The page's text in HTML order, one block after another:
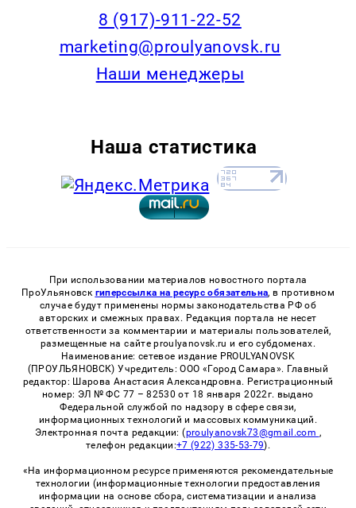
8 (917)-911-22-52
marketing@proulyanovsk.ru
Наши менеджеры
Наша статистика
При использовании материалов новостного портала
ПроУльяновск гиперссылка на ресурс обязательна, в противном
случае будут применены нормы законодательства РФ об
авторских и смежных правах. Редакция портала не несет
ответственности за комментарии и материалы пользователей,
размещенные на сайте proulyanovsk.ru и его субдоменах.
Наименование: сетевое издание PROULYANOVSK
(ПРОУЛЬЯНОВСК) Учредитель: ООО «Город Самара». Главный
редактор: Шарова Анастасия Александровна. Регистрационный
номер: ЭЛ № ФС 77 – 82530 от 18 января 2022г. выдано
Федеральной службой по надзору в сфере связи,
информационных технологий и массовых коммуникаций.
Электронная почта редакции: (proulyanovsk73@gmail.com ,
телефон редакции:+7 (922) 335-53-79).
«На информационном ресурсе применяются рекомендательные
технологии (информационные технологии предоставления
информации на основе сбора, систематизации и анализа